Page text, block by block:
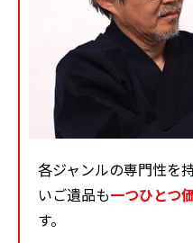
各ジャンルの専門性を
いご遺品も一つひとつ
す。